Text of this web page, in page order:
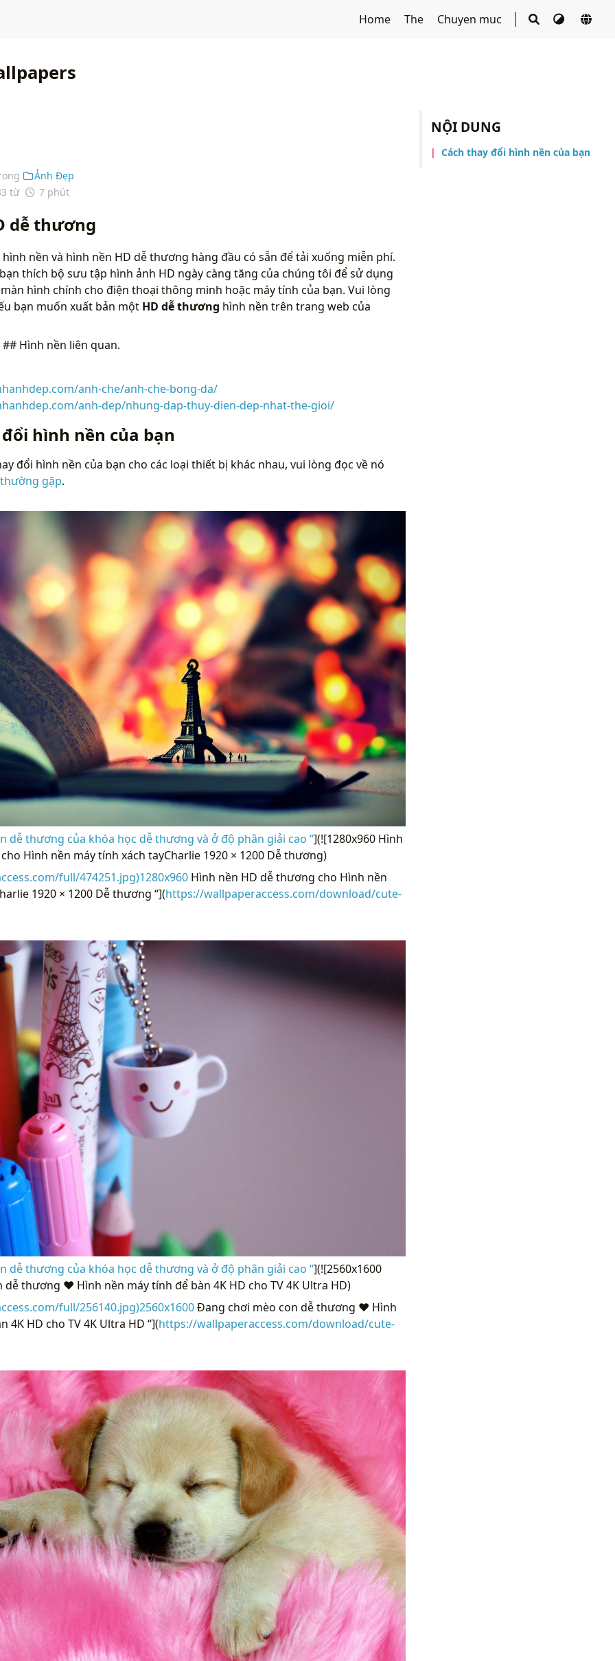
Home The Chuyen muc
NỘI DUNG
Cách thay đổi hình nền của bạn
Ảnh Đẹp
từ
7 phút
dễ thương
nền và hình nền HD dễ thương hàng đầu có sẵn để tải xuống miễn phí.
thích bộ sưu tập hình ảnh HD ngày càng tăng của chúng tôi để sử dụng
hình chính cho điện thoại thông minh hoặc máy tính của bạn. Vui lòng
bạn muốn xuất bản một HD dễ thương hình nền trên trang web của
## Hình nền liên quan.
anh-che/anh-che-bong-da/
anh-dep/nhung-dap-thuy-dien-dep-nhat-the-gioi/
hình nền của bạn
đổi hình nền của bạn cho các loại thiết bị khác nhau, vui lòng đọc về nó
gặp.
dễ thương của khóa học dễ thương và ở độ phân giải cao “](![1280x960 Hình
Hình nền máy tính xách tayCharlie 1920 × 1200 Dễ thương)
full/474251.jpg)1280x960Hình nền HD dễ thương cho Hình nền
1920 × 1200 Dễ thương “](https://wallpaperaccess.com/download/cute-
dễ thương của khóa học dễ thương và ở độ phân giải cao “](![2560x1600
thương ❤ Hình nền máy tính để bàn 4K HD cho TV 4K Ultra HD)
full/256140.jpg)2560x1600Đang chơi mèo con dễ thương ❤ Hình
4K HD cho TV 4K Ultra HD “](https://wallpaperaccess.com/download/cute-